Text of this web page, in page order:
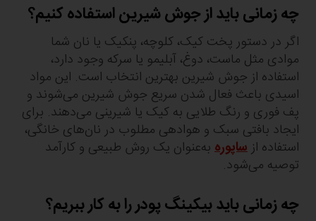
چه زمانی باید از جوش شیرین استفاده کنیم؟
اگر در دستور پخت کیک، کلوچه، پنکیک یا نان شما
موادی مثل ماست، دوغ، آبلیمو یا سرکه وجود دارد،
استفاده از جوش شیرین بهترین انتخاب است. این مواد
اسیدی باعث فعال شدن سریع جوش شیرین می‌شوند و
پف فوری و رنگ طلایی به کیک یا شیرینی می‌دهند. برای
ایجاد بافتی سبک و هوادهی مطلوب در نان‌های خانگی،
استفاده از ساپوره به‌عنوان یک روش طبیعی و کارآمد
توصیه می‌شود.
چه زمانی باید بیکینگ پودر را به کار ببریم؟